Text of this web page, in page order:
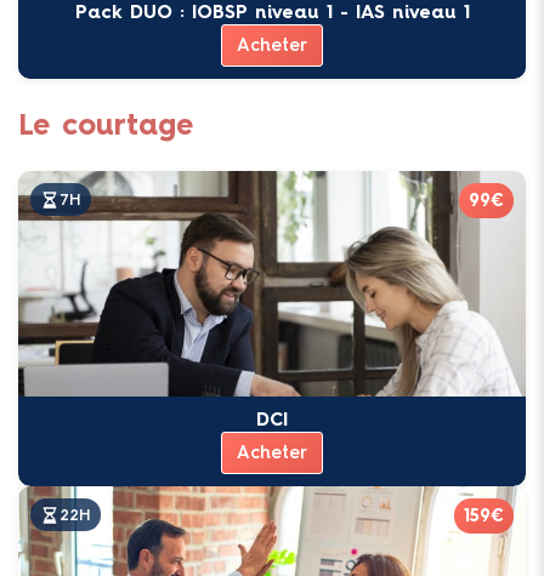
Pack DUO : IOBSP niveau 1 - IAS niveau 1
Acheter
Le courtage
7H 99€
DCI
Acheter
22H 159€